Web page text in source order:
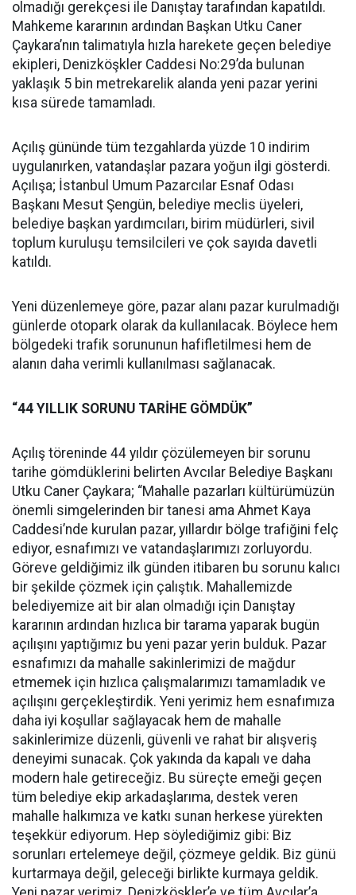
olmadığı gerekçesi ile Danıştay tarafından kapatıldı.
Mahkeme kararının ardından Başkan Utku Caner
Çaykara’nın talimatıyla hızla harekete geçen belediye
ekipleri, Denizköşkler Caddesi No:29’da bulunan
yaklaşık 5 bin metrekarelik alanda yeni pazar yerini
kısa sürede tamamladı.
Açılış gününde tüm tezgahlarda yüzde 10 indirim
uygulanırken, vatandaşlar pazara yoğun ilgi gösterdi.
Açılışa; İstanbul Umum Pazarcılar Esnaf Odası
Başkanı Mesut Şengün, belediye meclis üyeleri,
belediye başkan yardımcıları, birim müdürleri, sivil
toplum kuruluşu temsilcileri ve çok sayıda davetli
katıldı.
Yeni düzenlemeye göre, pazar alanı pazar kurulmadığı
günlerde otopark olarak da kullanılacak. Böylece hem
bölgedeki trafik sorununun hafifletilmesi hem de
alanın daha verimli kullanılması sağlanacak.
“44 YILLIK SORUNU TARİHE GÖMDÜK”
Açılış töreninde 44 yıldır çözülemeyen bir sorunu
tarihe gömdüklerini belirten Avcılar Belediye Başkanı
Utku Caner Çaykara; “Mahalle pazarları kültürümüzün
önemli simgelerinden bir tanesi ama Ahmet Kaya
Caddesi’nde kurulan pazar, yıllardır bölge trafiğini felç
ediyor, esnafımızı ve vatandaşlarımızı zorluyordu.
Göreve geldiğimiz ilk günden itibaren bu sorunu kalıcı
bir şekilde çözmek için çalıştık. Mahallemizde
belediyemize ait bir alan olmadığı için Danıştay
kararının ardından hızlıca bir tarama yaparak bugün
açılışını yaptığımız bu yeni pazar yerin bulduk. Pazar
esnafımızı da mahalle sakinlerimizi de mağdur
etmemek için hızlıca çalışmalarımızı tamamladık ve
açılışını gerçekleştirdik. Yeni yerimiz hem esnafımıza
daha iyi koşullar sağlayacak hem de mahalle
sakinlerimize düzenli, güvenli ve rahat bir alışveriş
deneyimi sunacak. Çok yakında da kapalı ve daha
modern hale getireceğiz. Bu süreçte emeği geçen
tüm belediye ekip arkadaşlarıma, destek veren
mahalle halkımıza ve katkı sunan herkese yürekten
teşekkür ediyorum. Hep söylediğimiz gibi: Biz
sorunları ertelemeye değil, çözmeye geldik. Biz günü
kurtarmaya değil, geleceği birlikte kurmaya geldik.